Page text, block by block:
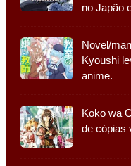
no Japão
Novel/
Kyoushi
anime.
Koko wa
de cópias